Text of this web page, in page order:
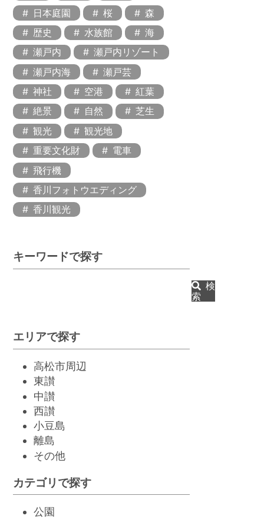
日本庭園
桜
森
歴史
水族館
海
瀬戸内
瀬戸内リゾート
瀬戸内海
瀬戸芸
神社
空港
紅葉
絶景
自然
芝生
観光
観光地
重要文化財
電車
飛行機
香川フォトウエディング
香川観光
キーワードで探す
検
索
エリアで探す
高松市周辺
東讃
中讃
西讃
小豆島
離島
その他
カテゴリで探す
公園